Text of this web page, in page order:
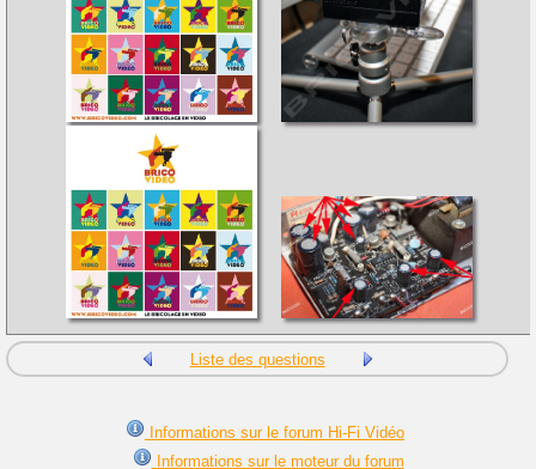
Liste des questions
Informations sur le forum Hi-Fi Vidéo
Informations sur le moteur du forum